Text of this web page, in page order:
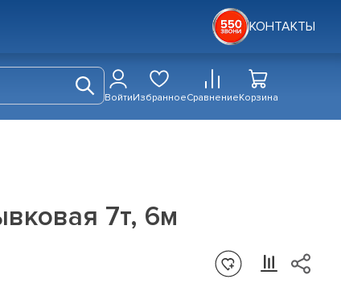
КОНТАКТЫ
ВойтиИзбранноеСравнениеКорзина
7т, 6м